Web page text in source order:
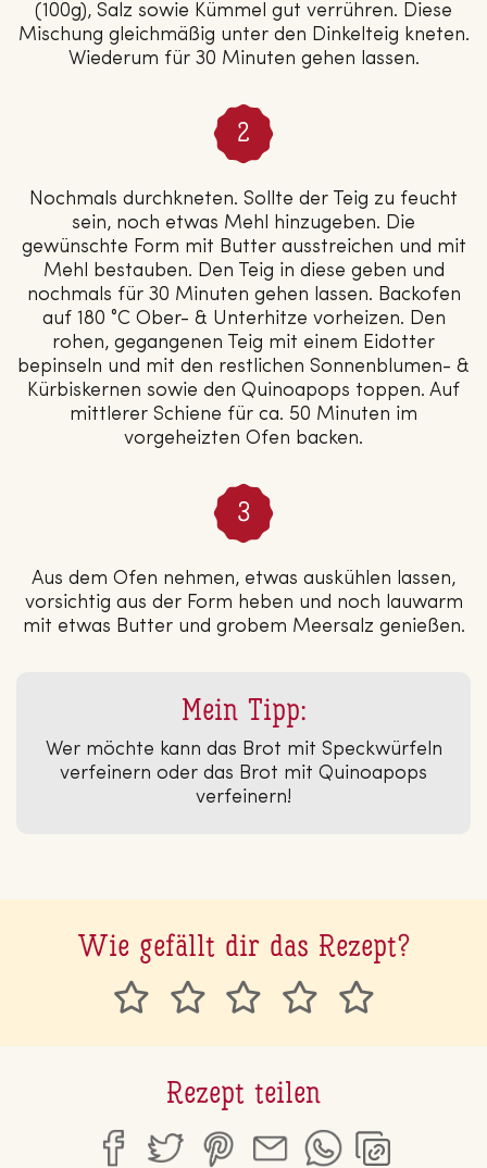
(100g), Salz sowie Kümmel gut verrühren. Diese
Mischung gleichmäßig unter den Dinkelteig kneten.
Wiederum für 30 Minuten gehen lassen.
Nochmals durchkneten. Sollte der Teig zu feucht
sein, noch etwas Mehl hinzugeben. Die
gewünschte Form mit Butter ausstreichen und mit
Mehl bestauben. Den Teig in diese geben und
nochmals für 30 Minuten gehen lassen. Backofen
auf 180 °C Ober- & Unterhitze vorheizen. Den
rohen, gegangenen Teig mit einem Eidotter
bepinseln und mit den restlichen Sonnenblumen- &
Kürbiskernen sowie den Quinoapops toppen. Auf
mittlerer Schiene für ca. 50 Minuten im
vorgeheizten Ofen backen.
Aus dem Ofen nehmen, etwas auskühlen lassen,
vorsichtig aus der Form heben und noch lauwarm
mit etwas Butter und grobem Meersalz genießen.
Mein Tipp:
Wer möchte kann das Brot mit Speckwürfeln
verfeinern oder das Brot mit Quinoapops
verfeinern!
Wie gefällt dir das Rezept?
Rezept teilen